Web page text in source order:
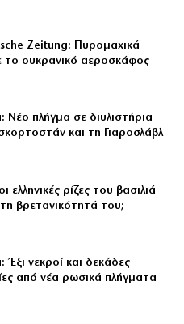
Zeitung: Πυρομαχικά
το ουκρανικό αεροσκάφος
Νέο πλήγμα σε διυλιστήρια
και τη Γιαροσλάβλ
ελληνικές ρίζες του βασιλιά
βρετανικότητά του;
Έξι νεκροί και δεκάδες
από νέα ρωσικά πλήγματα